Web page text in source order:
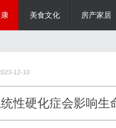
美食文化 房产家居
12-10
性硬化症会影响生